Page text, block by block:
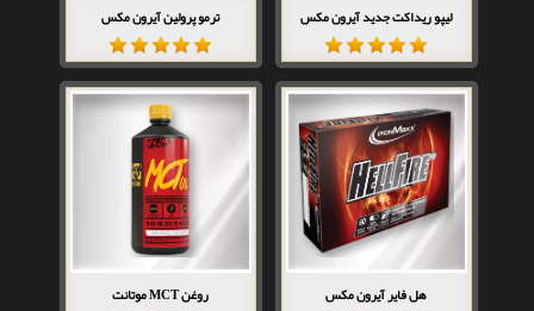
لیپو ریداکت جدید آیرون مکس ترمو پرولین آیرون مکس
هل فایر آیرون مکس روغن MCT موتانت